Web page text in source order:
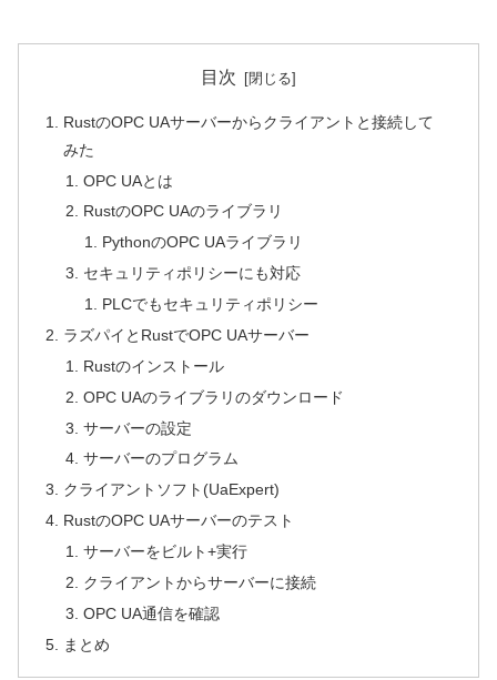
目次
RustのOPC UAサーバーからクライアントと接続して
みた
OPC UAとは
RustのOPC UAのライブラリ
PythonのOPC UAライブラリ
セキュリティポリシーにも対応
PLCでもセキュリティポリシー
ラズパイとRustでOPC UAサーバー
Rustのインストール
OPC UAのライブラリのダウンロード
サーバーの設定
サーバーのプログラム
クライアントソフト(UaExpert)
RustのOPC UAサーバーのテスト
サーバーをビルト+実行
クライアントからサーバーに接続
OPC UA通信を確認
まとめ